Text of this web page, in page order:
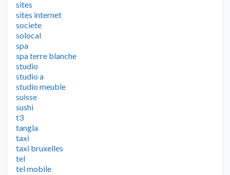
sites
sites internet
societe
solocal
spa
spa terre blanche
studio
studio a
studio meuble
suisse
sushi
t3
tangla
taxi
taxi bruxelles
tel
tel mobile